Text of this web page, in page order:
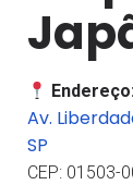
Av.
SP
CEP: 01503-